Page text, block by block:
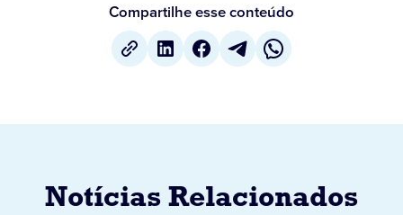
Compartilhe esse conteúdo
Notícias Relacionados